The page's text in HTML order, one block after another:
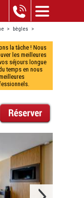
> bègles >
la tâche ! Nous
les meilleures
séjours longue
temps en nous